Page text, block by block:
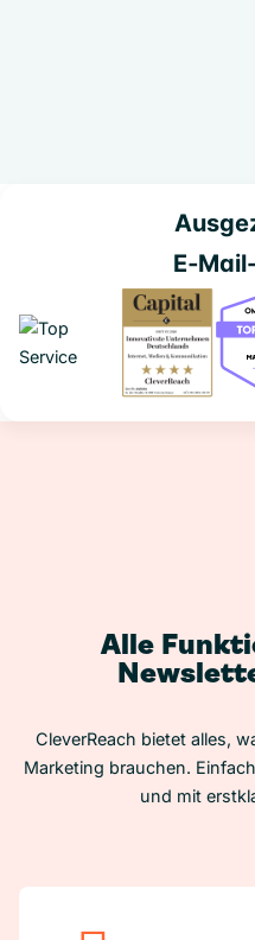
Alle
CleverReach bietet alles,
Marketing brauchen.
und mit